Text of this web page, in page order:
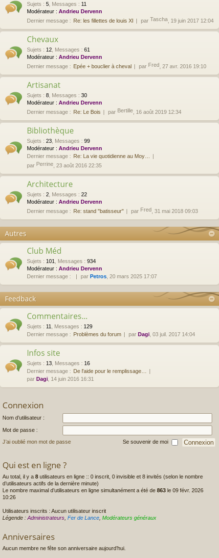
Sujets : 5 Messages : 11
Modérateur : Andrieu Dervenn
Dernier message : Re: les fillettes de louis XI par Tascha , 19 juin 2017 12:04
Chevaux
Sujets : 12 Messages : 61
Modérateur : Andrieu Dervenn
Dernier message : Epée + bouclier à cheval par Fred , 27 avr. 2016 19:10
Artisanat
Sujets : 8 Messages : 30
Modérateur : Andrieu Dervenn
Dernier message : Re: Le Bois par Bertille , 16 août 2019 12:34
Bibliothèque
Sujets : 23 Messages : 99
Modérateur : Andrieu Dervenn
Dernier message : Re: La vie quotidienne au Moy…
par Perrine , 23 août 2016 22:35
Architecture
Sujets : 2 Messages : 22
Modérateur : Andrieu Dervenn
Dernier message : Re: stand "batisseur" par Fred , 31 mai 2018 09:03
Autres
Club Méd
Sujets : 101 Messages : 934
Modérateur : Andrieu Dervenn
Dernier message :
par Petros , 20 mars 2025 17:07
Feedback
Commentaires...
Sujets : 11 Messages : 129
Dernier message : Problèmes du forum par Dagi , 03 juil. 2017 14:04
Infos site
Sujets : 13 Messages : 16
Dernier message : De l'aide pour le remplissage…
par Dagi , 14 juin 2016 16:31
Connexion
Nom d’utilisateur :
Mot de passe :
J’ai oublié mon mot de passe Se souvenir de moi
Qui est en ligne ?
Au total, il y a 8 utilisateurs en ligne :: 0 inscrit, 0 invisible et 8 invités (selon le nombre
d’utilisateurs actifs de la dernière minute)
Le nombre maximal d’utilisateurs en ligne simultanément a été de 863 le 09 févr. 2026
10:26
Utilisateurs inscrits : Aucun utilisateur inscrit
Légende : Administrateurs Fer de Lance Modérateurs généraux
Anniversaires
Aucun membre ne fête son anniversaire aujourd’hui.